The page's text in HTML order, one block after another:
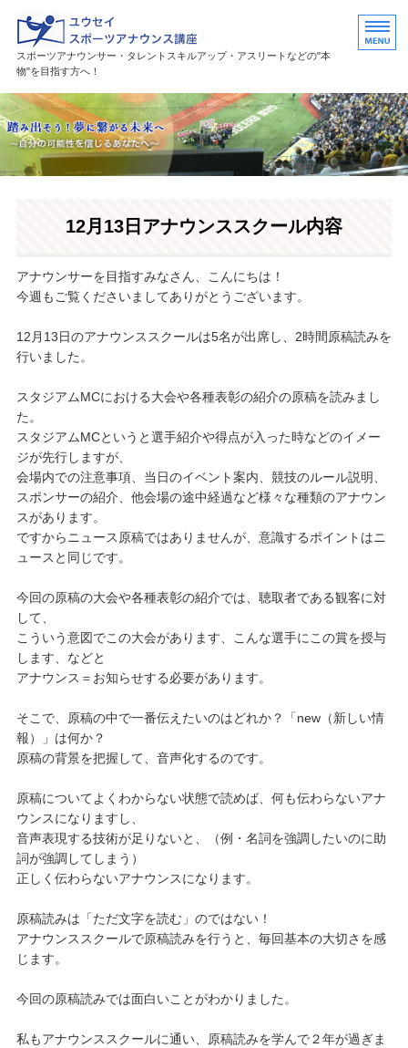
ユウセイスポーツアナウンスス
スポーツアナウンサー・タレントスキルアップ・アスリートなどの"本
物"を目指す方へ！
HOME
講座紹介
活躍中の卒業生・受講生
12月13日アナウンススクール内容
アナウンサーを目指すみなさん、こんにちは！
今週もご覧くださいましてありがとうございます。
12月13日のアナウンススクールは5名が出席し、2時間原稿読みを
行いました。
スタジアムMCにおける大会や各種表彰の紹介の原稿を読みまし
た。
スタジアムMCというと選手紹介や得点が入った時などのイメー
ジが先行しますが、
会場内での注意事項、当日のイベント案内、競技のルール説明、
スポンサーの紹介、他会場の途中経過など様々な種類のアナウン
スがあります。
ですからニュース原稿ではありませんが、意識するポイントはニ
ュースと同じです。
今回の原稿の大会や各種表彰の紹介では、聴取者である観客に対
して、
こういう意図でこの大会があります、こんな選手にこの賞を授与
します、などと
アナウンス＝お知らせする必要があります。
そこで、原稿の中で一番伝えたいのはどれか？「new（新しい情
報）」は何か？
原稿の背景を把握して、音声化するのです。
原稿についてよくわからない状態で読めば、何も伝わらないアナ
ウンスになりますし、
音声表現する技術が足りないと、（例・名詞を強調したいのに助
詞が強調してしまう）
正しく伝わらないアナウンスになります。
原稿読みは「ただ文字を読む」のではない！
アナウンススクールで原稿読みを行うと、毎回基本の大切さを感
じます。
今回の原稿読みでは面白いことがわかりました。
私もアナウンススクールに通い、原稿読みを学んで２年が過ぎま